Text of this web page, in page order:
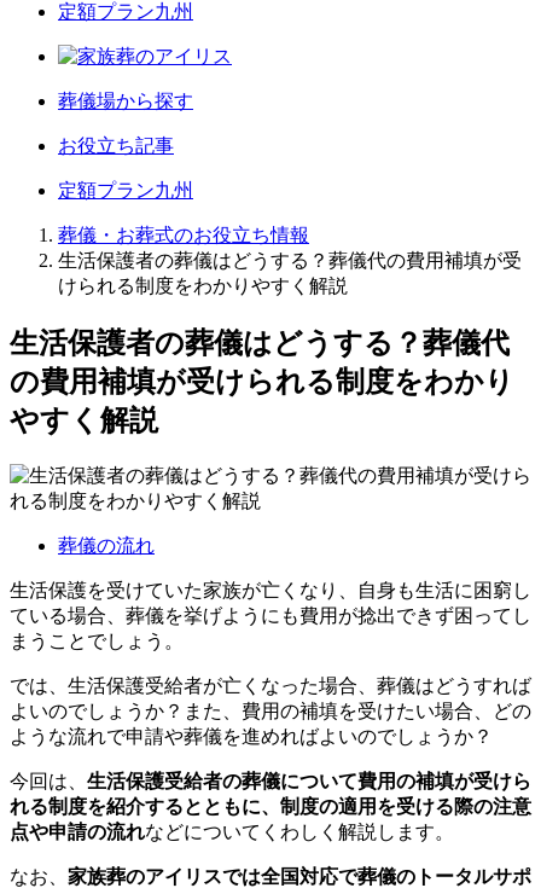
定額プラン九州
葬儀場から探す
お役立ち記事
定額プラン九州
葬儀・お葬式のお役立ち情報
生活保護者の葬儀はどうする？葬儀代の費用補填が受
けられる制度をわかりやすく解説
生活保護者の葬儀はどうする？葬儀代
の費用補填が受けられる制度をわかり
やすく解説
葬儀の流れ
生活保護を受けていた家族が亡くなり、自身も生活に困窮し
ている場合、葬儀を挙げようにも費用が捻出できず困ってし
まうことでしょう。
では、生活保護受給者が亡くなった場合、葬儀はどうすれば
よいのでしょうか？また、費用の補填を受けたい場合、どの
ような流れで申請や葬儀を進めればよいのでしょうか？
今回は、 生活保護受給者の葬儀について費用の補填が受けら
れる制度を紹介するとともに、制度の適用を受ける際の注意
点や申請の流れなどについてくわしく解説します。
なお、 家族葬のアイリスでは全国対応で葬儀のトータルサポ